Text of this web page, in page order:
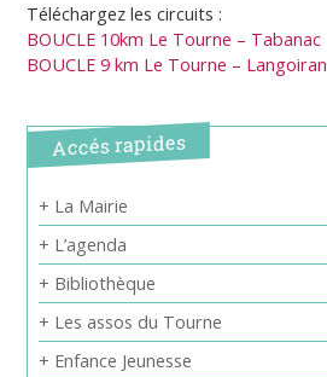
Téléchargez les circuits :
BOUCLE 10km Le Tourne – Tabanac
BOUCLE 9 km Le Tourne – Langoiran
Accés rapides
+ La Mairie
+ L’agenda
+ Bibliothèque
+ Les assos du Tourne
+ Enfance Jeunesse